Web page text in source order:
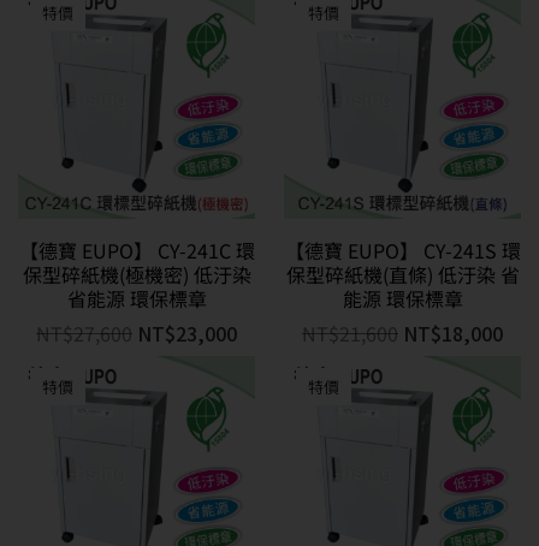
特價
【德寶 EUPO】 CY-241C 環
保型碎紙機(極機密) 低汙染
省能源 環保標章
NT$27,600 NT$23,000
特價
【德寶 EUPO】 CY-241S 環
保型碎紙機(直條) 低汙染 省
能源 環保標章
NT$21,600 NT$18,000
特價 特價